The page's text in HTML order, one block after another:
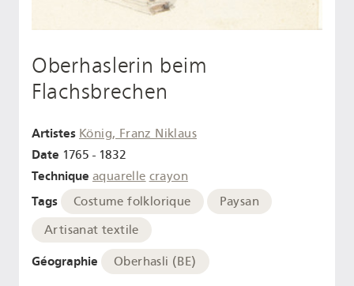
Oberhaslerin beim
Flachsbrechen
Artistes König, Franz Niklaus
Date 1765 - 1832
Technique aquarelle crayon
Tags Costume folklorique
Paysan
Artisanat textile
Géographie Oberhasli (BE)